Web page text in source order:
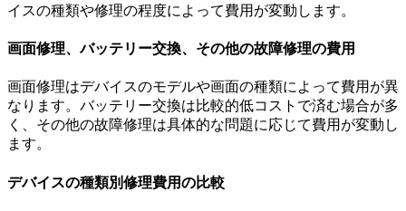
イスの種類や修理の程度によって費用が変動します。
画面修理、バッテリー交換、その他の故障修理の費用
画面修理はデバイスのモデルや画面の種類によって費用が異
なります。バッテリー交換は比較的低コストで済む場合が多
く、その他の故障修理は具体的な問題に応じて費用が変動し
ます。
デバイスの種類別修理費用の比較